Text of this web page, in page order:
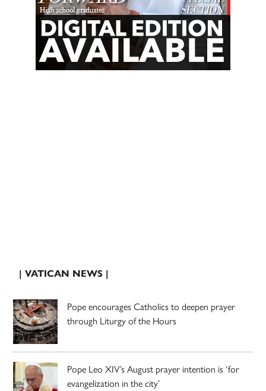
| VATICAN NEWS |
Pope encourages Catholics to deepen prayer
through Liturgy of the Hours
Pope Leo XIV’s August prayer intention is ‘for
evangelization in the city’